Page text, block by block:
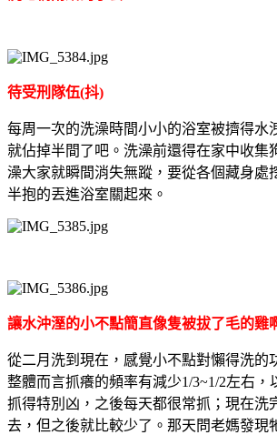
待受刑隊伍(抖)
每周一次的洗澡時間小小的浴室被擠得水
就佔掉半間了吧。洗澡前還得在家中收集
澡大家就瞬間消失無蹤，要從各個藏身處
半抱的丟進浴室關起來。
讓水沖溼的小不點簡直像隻被拔了毛的雞
從二月洗到現在，感覺小不點對懶得洗的
整體而言抓癢的頻率有減少1/3~1/2左右，
抓得特別凶，之後每天都很常抓；現在洗
去，但之後就比較少了。那天問老媽發現